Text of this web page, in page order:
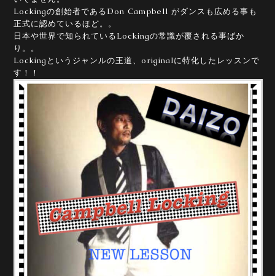
Lockingの創始者であるDon Campbell がダンスも広める事も
正式に認めているほど。。
日本や世界で知られているLockingの常識が覆される事ばか
り。。
Lockingというジャンルの王道、originalに特化したレッスンで
す！！